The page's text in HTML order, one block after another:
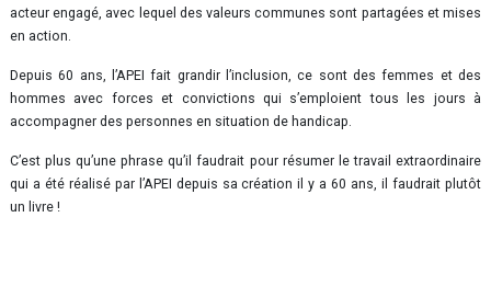
acteur engagé, avec lequel des valeurs communes sont partagées et mises
en action.
Depuis 60 ans, l’APEI fait grandir l’inclusion, ce sont des femmes et des
hommes avec forces et convictions qui s’emploient tous les jours à
accompagner des personnes en situation de handicap.
C’est plus qu’une phrase qu’il faudrait pour résumer le travail extraordinaire
qui a été réalisé par l’APEI depuis sa création il y a 60 ans, il faudrait plutôt
un livre !